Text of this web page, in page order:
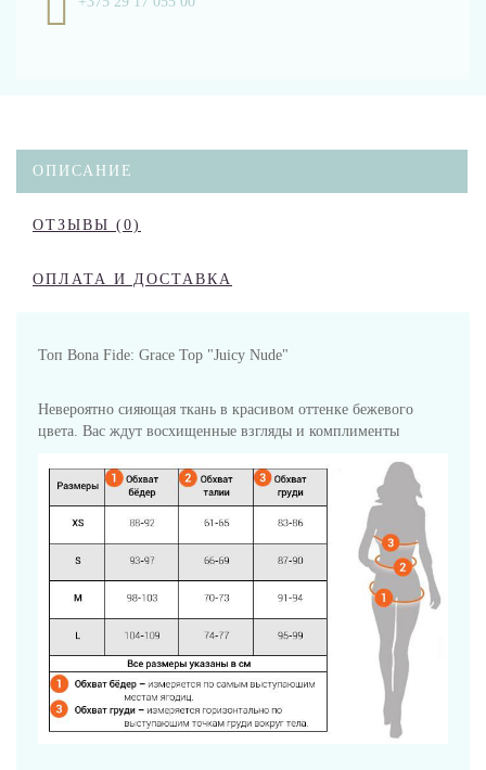
ОПИСАНИЕ
ОТЗЫВЫ (0)
ОПЛАТА И ДОСТАВКА
Топ Bona Fide: Grace Top "Juicy Nude"
Невероятно сияющая ткань в красивом оттенке бежевого
цвета. Вас ждут восхищенные взгляды и комплименты